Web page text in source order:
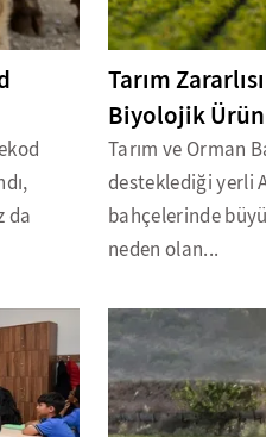
da
Tarım
Biyolojik
Tarım ve Orman
desteklediği yerli
bahçelerinde
neden olan...